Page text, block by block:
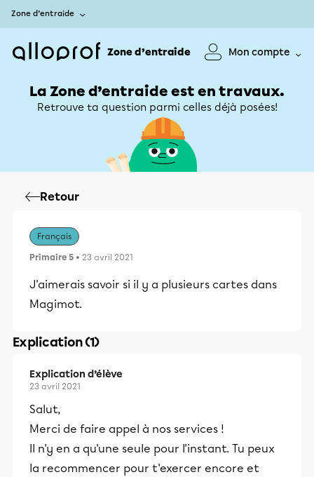
Zone d’entraide
Zone d’entraide Mon compte
La Zone d’entraide est en travaux.
Retrouve ta question parmi celles déjà posées!
Retour
Français
Primaire 5 • 23 avril 2021
J'aimerais savoir si il y a plusieurs cartes dans
Magimot.
Explication (1)
Explication d’élève
23 avril 2021
Salut,
Merci de faire appel à nos services !
Il n'y en a qu'une seule pour l'instant. Tu peux
la recommencer pour t'exercer encore et